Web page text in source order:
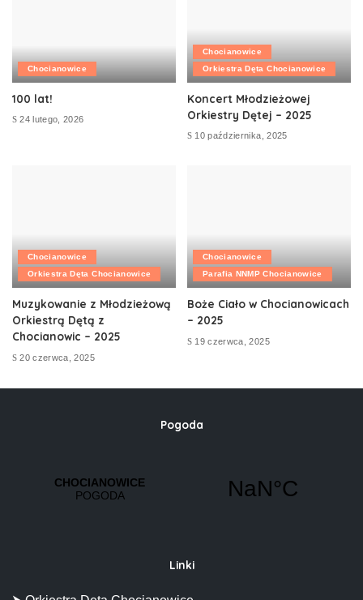
Chocianowice
100 lat!
24 lutego, 2026
Chocianowice
Orkiestra Dęta Chocianowice
Koncert Młodzieżowej
Orkiestry Dętej – 2025
10 października, 2025
Chocianowice
Orkiestra Dęta Chocianowice
Muzykowanie z Młodzieżową
Orkiestrą Dętą z
Chocianowic – 2025
20 czerwca, 2025
Chocianowice
Parafia NNMP Chocianowice
Boże Ciało w Chocianowicach
– 2025
19 czerwca, 2025
Pogoda
Linki